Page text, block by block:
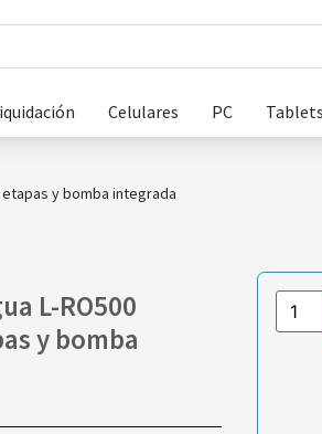
Celulares PC Tablets
y bomba integrada
L-RO500
y bomba